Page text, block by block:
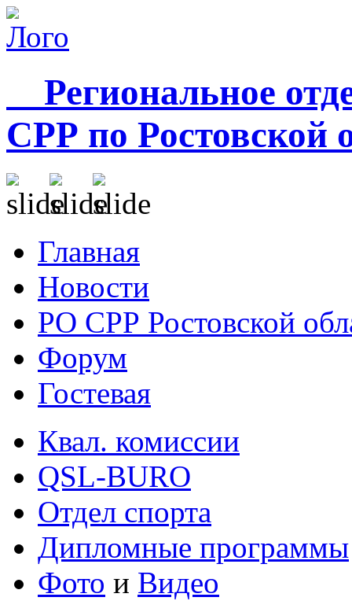
Региональное
СРР по Ростовской
Главная
Новости
РО СРР Ростовской
Форум
Гостевая
Квал. комиссии
QSL-BURO
Отдел спорта
Дипломные программы
Фото и Видео